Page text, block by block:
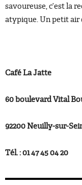
savoureuse, c’est la
atypique. Un petit air
Café La Jatte
60 boulevard Vital
92200 Neuilly-sur-
Tél. : 01 47 45 04 20